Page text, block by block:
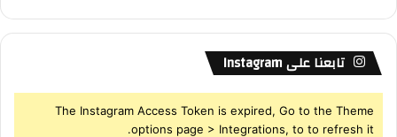
تابعنا على Instagram
The Instagram Access Token is expired, Go to the Theme
options page > Integrations, to to refresh it.